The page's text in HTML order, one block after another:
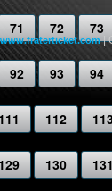
71 72 73
92 93 94
112
130
www.fraterticket.com |